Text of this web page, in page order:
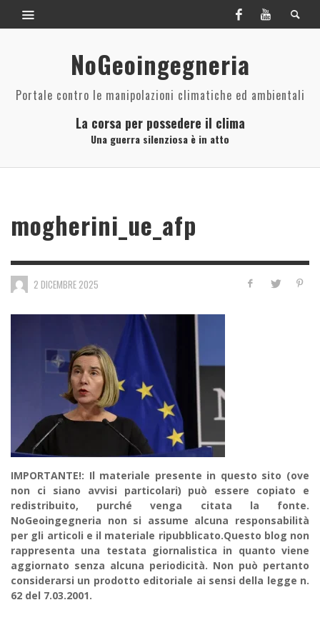
NoGeoingegneria
Portale contro le manipolazioni climatiche ed ambientali
La corsa per possedere il clima
Una guerra silenziosa è in atto
mogherini_ue_afp
2 DICEMBRE 2025
IMPORTANTE!: Il materiale presente in questo sito (ove
non ci siano avvisi particolari) può essere copiato e
redistribuito, purché venga citata la fonte.
NoGeoingegneria non si assume alcuna responsabilità
per gli articoli e il materiale ripubblicato.Questo blog non
rappresenta una testata giornalistica in quanto viene
aggiornato senza alcuna periodicità. Non può pertanto
considerarsi un prodotto editoriale ai sensi della legge n.
62 del 7.03.2001.